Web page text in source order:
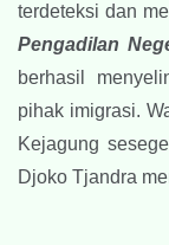
terdeteksi dan
Pengadilan
berhasil
pihak imigrasi.
Kejagung
Djoko Tjandra